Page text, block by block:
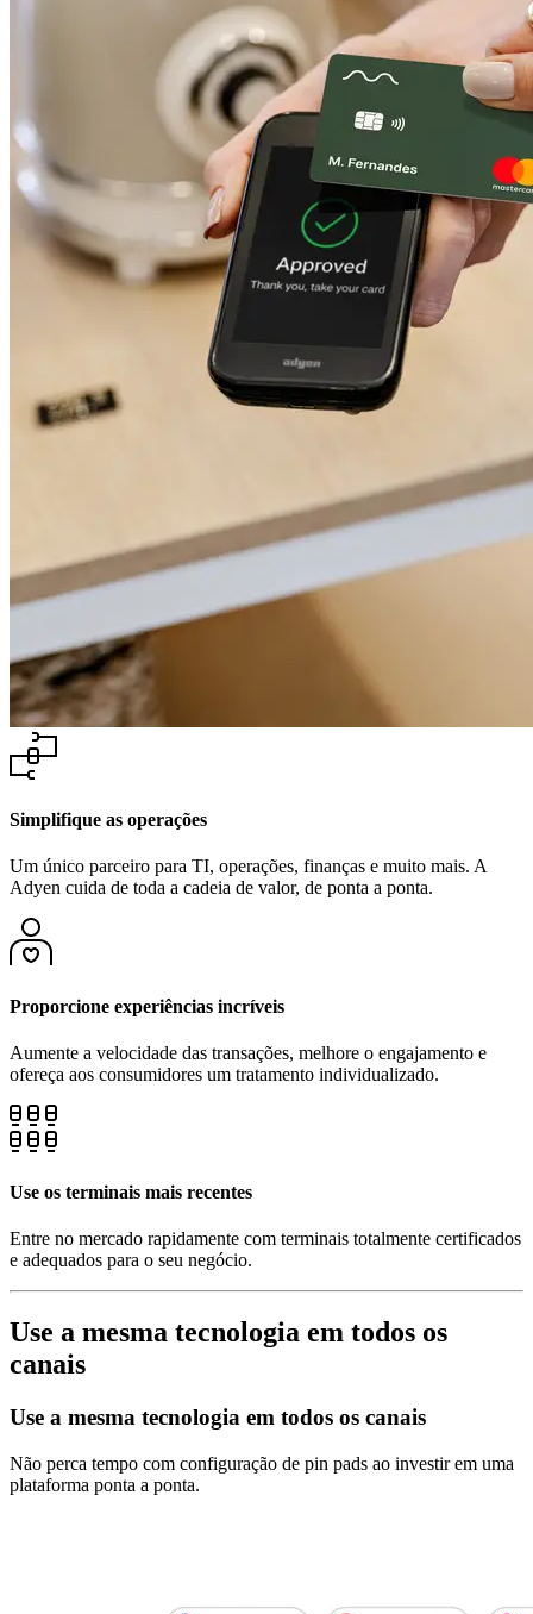
Simplifique as operações
Um único parceiro para TI, operações, finanças e muito mais. A
Adyen cuida de toda a cadeia de valor, de ponta a ponta.
Proporcione experiências incríveis
Aumente a velocidade das transações, melhore o engajamento e
Use os terminais mais recentes
Entre no mercado rapidamente com terminais totalmente certificados
e adequados para o seu negócio.
Use a mesma tecnologia em todos os
canais
Use a mesma tecnologia em todos os canais
Não perca tempo com configuração de pin pads ao investir em uma
plataforma ponta a ponta.